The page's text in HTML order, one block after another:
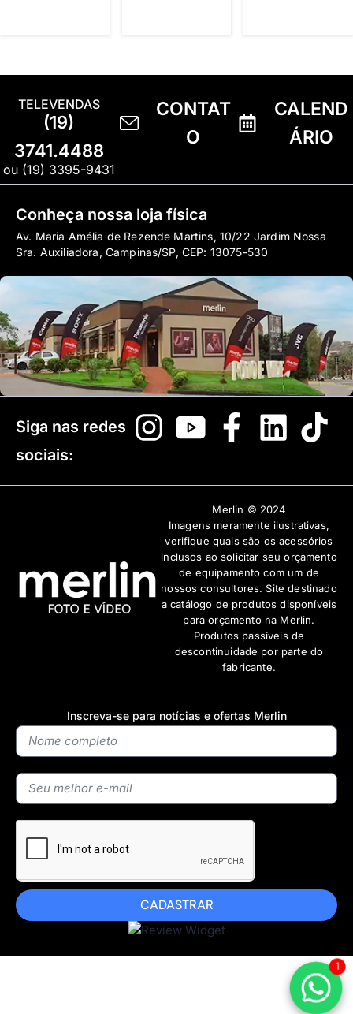
Inscreva-se para notícias e ofertas Merlin
CADASTRAR
TELEVENDAS
(19)
3741.4488
ou (19) 3395-9431
CONTAT
O
CALEND
ÁRIO
Conheça nossa loja física
Av. Maria Amélia de Rezende Martins, 10/22 Jardim Nossa
Sra. Auxiliadora, Campinas/SP, CEP: 13075-530
Siga nas redes
sociais:
Merlin © 2024
Imagens meramente ilustrativas,
verifique quais são os acessórios
inclusos ao solicitar seu orçamento
de equipamento com um de
nossos consultores. Site destinado
a catálogo de produtos disponíveis
para orçamento na Merlin.
Produtos passíveis de
descontinuidade por parte do
fabricante.
1